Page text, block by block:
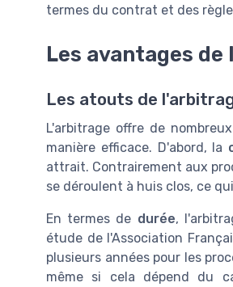
termes du contrat et des
Les avantages
Les atouts de
L'arbitrage offre de
manière efficace. D'abord, la
attrait. Contrairement aux
se déroulent à huis clos, ce
En termes de durée,
étude de l'Association
plusieurs années pour les
même si cela dépend du